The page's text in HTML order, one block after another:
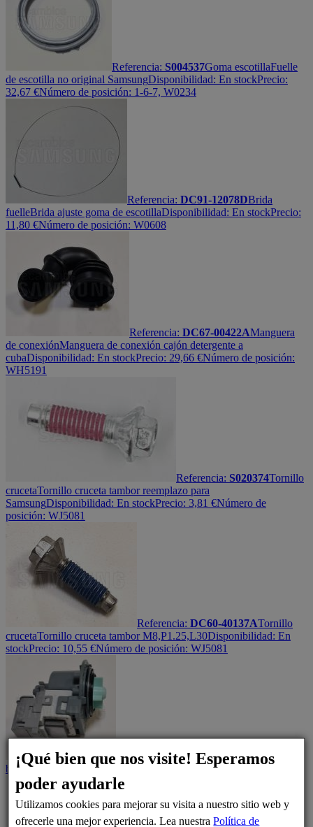
Referencia: S004537Goma escotillaFuelle
de escotilla no original SamsungDisponibilidad: En stockPrecio:
32,67 €Número de posición: 1-6-7, W0234
Referencia: DC91-12078DBrida
fuelleBrida ajuste goma de escotillaDisponibilidad: En stockPrecio:
11,80 €Número de posición: W0608
Referencia: DC67-00422AManguera
de conexiónManguera de conexión cajón detergente a
cubaDisponibilidad: En stockPrecio: 29,66 €Número de posición:
WH5191
Referencia: S020374Tornillo
crucetaTornillo cruceta tambor reemplazo para
SamsungDisponibilidad: En stockPrecio: 3,81 €Número de
posición: WJ5081
Referencia: DC60-40137ATornillo
crucetaTornillo cruceta tambor M8,P1.25,L30Disponibilidad: En
stockPrecio: 10,55 €Número de posición: WJ5081
Referencia:DC31-00181AMotor
bomba
Bomba de desagüe En stock
¡Qué bien que nos visite! Esperamos
poder ayudarle
Utilizamos cookies para mejorar su visita a nuestro sitio web y
ofrecerle una mejor experiencia. Lea nuestraPolítica de